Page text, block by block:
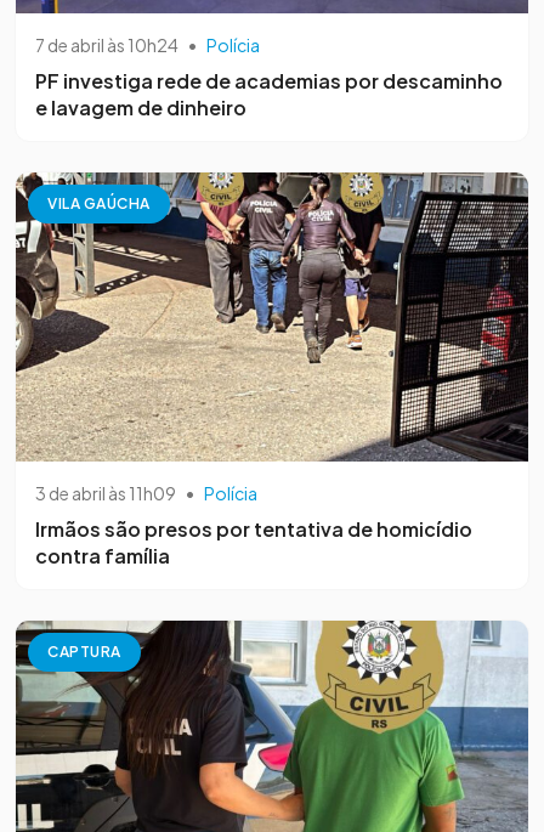
7 de abril às 10h24 • Polícia
PF investiga rede de academias por descaminho
e lavagem de dinheiro
VILA GAÚCHA
3 de abril às 11h09 • Polícia
Irmãos são presos por tentativa de homicídio
contra família
CAPTURA